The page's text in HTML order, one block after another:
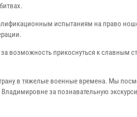
испытаниям на право
возможность прикоснуться к славным
в тяжелые военные времена. Мы
за познавательную